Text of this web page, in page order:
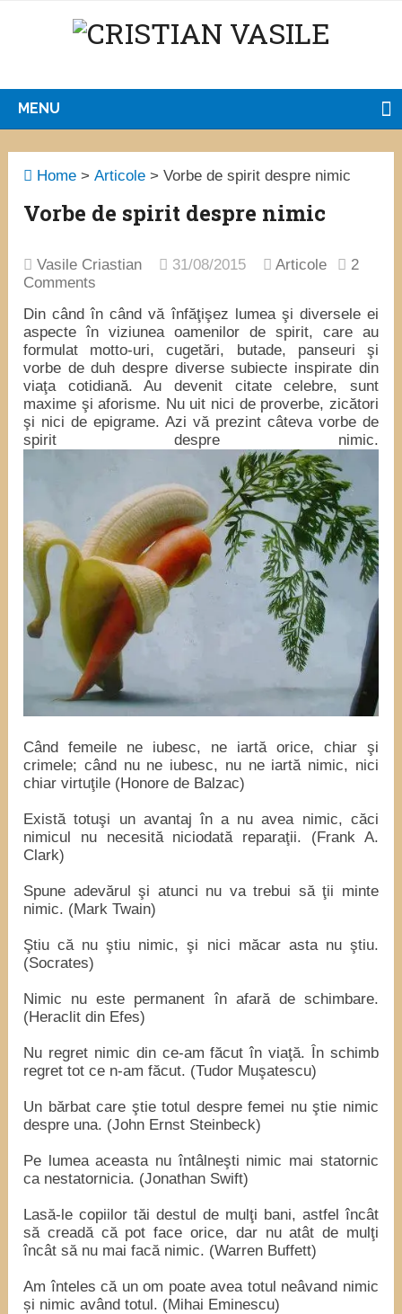
MENU
Home >Articole >Vorbe de spirit despre nimic
Vorbe de spirit despre nimic
Vasile Criastian 31/08/2015 Articole
2
Comments
Din când în când vă înfăţişez lumea şi diversele ei
aspecte în viziunea oamenilor de spirit, care au
formulat motto-uri, cugetări, butade, panseuri şi
vorbe de duh despre diverse subiecte inspirate din
viaţa cotidiană. Au devenit citate celebre, sunt
maxime şi aforisme. Nu uit nici de proverbe, zicători
şi nici de epigrame. Azi vă prezint câteva vorbe de
spirit despre nimic.
Când femeile ne iubesc, ne iartă orice, chiar şi
crimele; când nu ne iubesc, nu ne iartă nimic, nici
chiar virtuţile (Honore de Balzac)
Există totuşi un avantaj în a nu avea nimic, căci
nimicul nu necesită niciodată reparaţii. (Frank A.
Clark)
Spune adevărul şi atunci nu va trebui să ţii minte
nimic. (Mark Twain)
Ştiu că nu ştiu nimic, şi nici măcar asta nu ştiu.
(Socrates)
Nimic nu este permanent în afară de schimbare.
(Heraclit din Efes)
Nu regret nimic din ce-am făcut în viaţă. În schimb
regret tot ce n-am făcut. (Tudor Muşatescu)
Un bărbat care ştie totul despre femei nu ştie nimic
despre una. (John Ernst Steinbeck)
Pe lumea aceasta nu întâlneşti nimic mai statornic
ca nestatornicia. (Jonathan Swift)
Lasă-le copiilor tăi destul de mulţi bani, astfel încât
să creadă că pot face orice, dar nu atât de mulţi
încât să nu mai facă nimic. (Warren Buffett)
Am înteles că un om poate avea totul neâvand nimic
și nimic având totul. (Mihai Eminescu)